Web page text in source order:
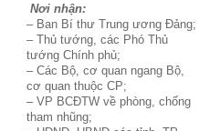
Nơi nhận:
– Ban Bí thư Trung ương Đảng;
– Thủ tướng, các Phó Thủ
tướng Chính phủ;
– Các Bộ, cơ quan ngang Bộ,
cơ quan thuộc CP;
– VP BCĐTW về phòng, chống
tham nhũng;